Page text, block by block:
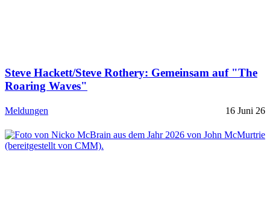
Steve Hackett/Steve Rothery: Gemeinsam auf "The
Roaring Waves"
Meldungen 16 Juni 26